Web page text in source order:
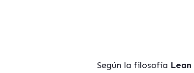
Según la filosofía